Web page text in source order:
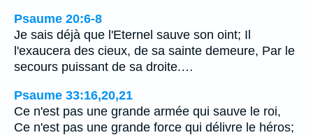
Psaume 20:6-8
Je sais déjà que l'Eternel sauve son oint; Il
l'exaucera des cieux, de sa sainte demeure, Par le
secours puissant de sa droite.…
Psaume 33:16,20,21
Ce n'est pas une grande armée qui sauve le roi,
Ce n'est pas une grande force qui délivre le héros;